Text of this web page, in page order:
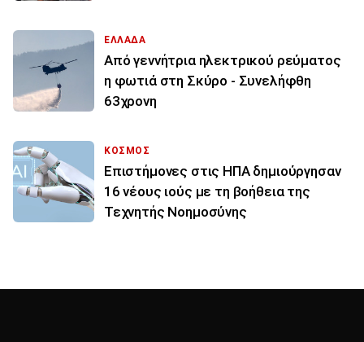
ΕΛΛΑΔΑ
Από γεννήτρια ηλεκτρικού ρεύματος
η φωτιά στη Σκύρο - Συνελήφθη
63χρονη
ΚΟΣΜΟΣ
Επιστήμονες στις ΗΠΑ δημιούργησαν
16 νέους ιούς με τη βοήθεια της
Τεχνητής Νοημοσύνης